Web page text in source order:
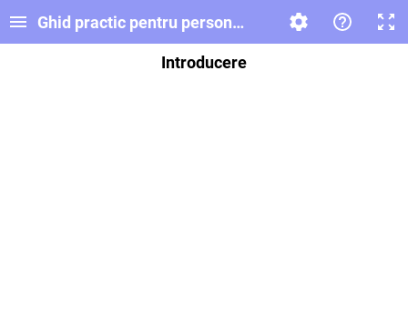
Ghid practic pentru personalizarea învățării, cu
Introducere